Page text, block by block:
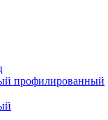
профилированный